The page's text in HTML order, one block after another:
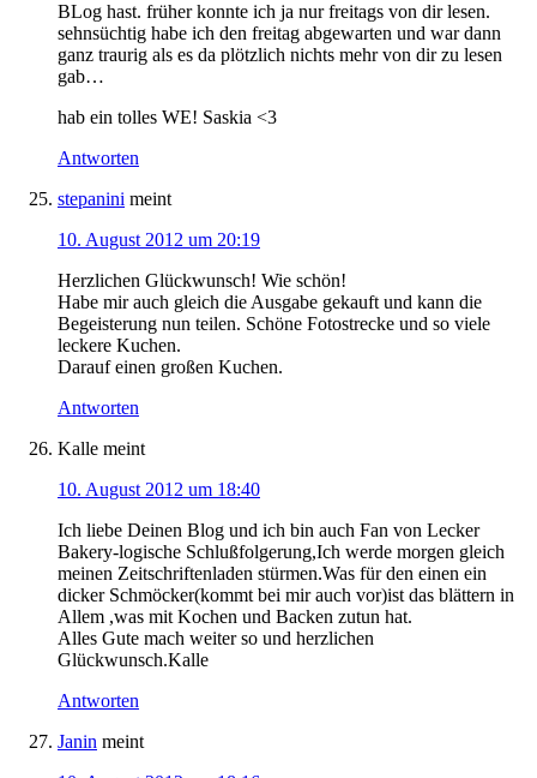
BLog hast. früher konnte ich ja nur freitags von dir lesen.
sehnsüchtig habe ich den freitag abgewarten und war dann
ganz traurig als es da plötzlich nichts mehr von dir zu lesen
gab…
hab ein tolles WE! Saskia <3
Antworten
stepanini meint
10. August 2012 um 20:19
Herzlichen Glückwunsch! Wie schön!
Habe mir auch gleich die Ausgabe gekauft und kann die
Begeisterung nun teilen. Schöne Fotostrecke und so viele
leckere Kuchen.
Darauf einen großen Kuchen.
Antworten
Kalle meint
10. August 2012 um 18:40
Ich liebe Deinen Blog und ich bin auch Fan von Lecker
Bakery-logische Schlußfolgerung,Ich werde morgen gleich
meinen Zeitschriftenladen stürmen.Was für den einen ein
dicker Schmöcker(kommt bei mir auch vor)ist das blättern in
Allem ,was mit Kochen und Backen zutun hat.
Alles Gute mach weiter so und herzlichen
Glückwunsch.Kalle
Antworten
Janin meint